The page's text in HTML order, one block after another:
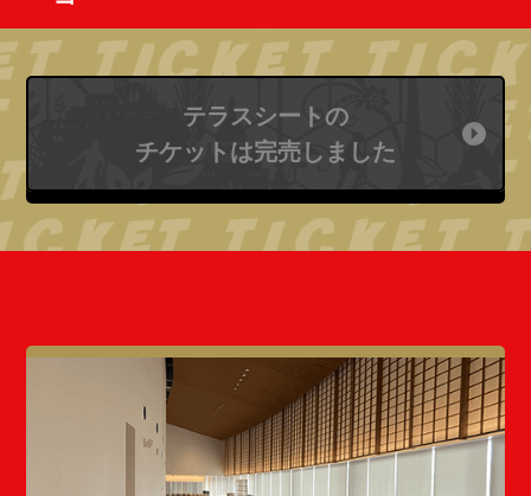
テラスシートの
チケットは完売しました